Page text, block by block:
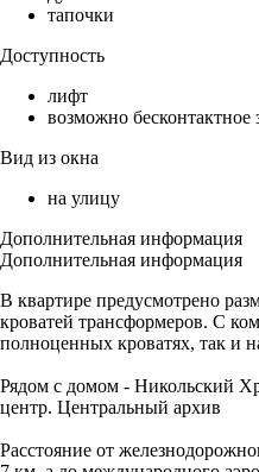
тапочки
Доступность
лифт
возможно бесконтактное
Вид из окна
на улицу
Дополнительная информация
Дополнительная информация
В квартире предусмотрено
кроватей трансформеров. С
полноценных кроватях, так и
Рядом с домом - Никольский
центр. Центральный архив
Расстояние от